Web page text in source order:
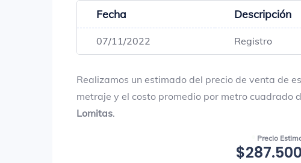
Fecha Descripción
07/11/2022 Registro
Realizamos un estimado del precio de venta de
metraje y el costo promedio por metro cuadrado
Lomitas.
Precio